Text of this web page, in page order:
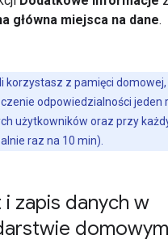
główna miejsca na dane.
korzystasz z pamięci
odpowiedzialności jeden
użytkowników oraz przy
raz na 10 min).
zapis danych w
domowym